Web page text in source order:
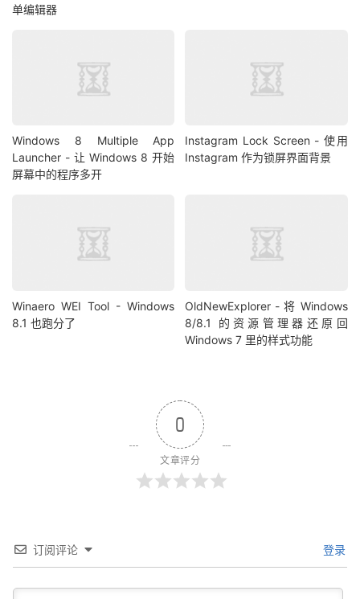
单编辑器
Windows 8 Multiple App
Launcher - 让 Windows 8 开始
屏幕中的程序多开
Instagram Lock Screen - 使用
Instagram 作为锁屏界面背景
Winaero WEI Tool - Windows
8.1 也跑分了
OldNewExplorer - 将 Windows
8/8.1 的资源管理器还原回
Windows 7 里的样式功能
0
文章评分
订阅评论 登录